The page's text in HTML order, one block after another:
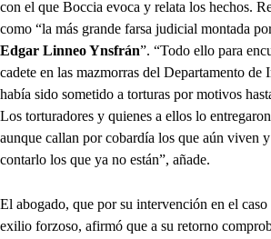
con el que Boccia evoca y relata los hechos.
como “la más grande farsa judicial montada
Edgar Linneo Ynsfrán”. “Todo ello para
cadete en las mazmorras del Departamento de
había sido sometido a torturas por motivos
Los torturadores y quienes a ellos lo
aunque callan por cobardía los que aún viven
contarlo los que ya no están”, añade.
El abogado, que por su intervención en el
exilio forzoso, afirmó que a su retorno